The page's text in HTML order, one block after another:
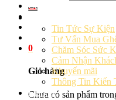
0
Giỏ hàng
Chưa có sản phẩm
Cảm Nhận Khách Hàng
Tin Tức Sự Kiện
Tư Vấn Mua
Chăm Sóc Sức
Cảm Nhận
Khuyến mãi
Thông Tin Kiến
Liên hệ